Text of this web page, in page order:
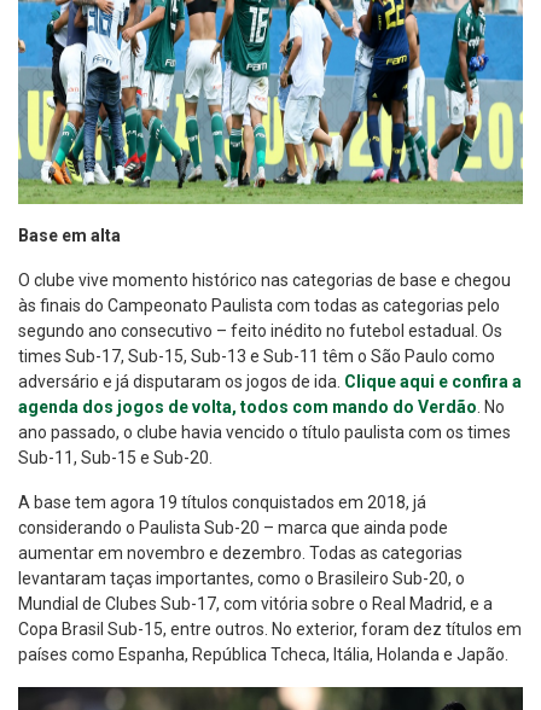
Base em alta
O clube vive momento histórico nas categorias de base e chegou
às finais do Campeonato Paulista com todas as categorias pelo
segundo ano consecutivo – feito inédito no futebol estadual. Os
times Sub-17, Sub-15, Sub-13 e Sub-11 têm o São Paulo como
adversário e já disputaram os jogos de ida. Clique aqui e confira a
agenda dos jogos de volta, todos com mando do Verdão . No
ano passado, o clube havia vencido o título paulista com os times
Sub-11, Sub-15 e Sub-20.
A base tem agora 19 títulos conquistados em 2018, já
considerando o Paulista Sub-20 – marca que ainda pode
aumentar em novembro e dezembro. Todas as categorias
levantaram taças importantes, como o Brasileiro Sub-20, o
Mundial de Clubes Sub-17, com vitória sobre o Real Madrid, e a
Copa Brasil Sub-15, entre outros. No exterior, foram dez títulos em
países como Espanha, República Tcheca, Itália, Holanda e Japão.